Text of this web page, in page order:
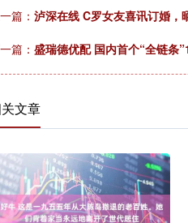
篇： 泸深在线 C罗女友喜讯订婚，
篇： 盛瑞德优配 国内首个“全链条
文章